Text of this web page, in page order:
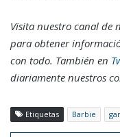
Visita nuestro canal de
para obtener
con todo. También en
diariamente nuestros
Etiquetas Barbie